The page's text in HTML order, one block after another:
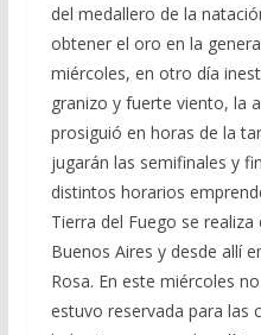
del medallero de la
obtener el oro en la
miércoles, en otro día
granizo y fuerte viento, la
prosiguió en horas de la
jugarán las semifinales y
distintos horarios
Tierra del Fuego se
Buenos Aires y desde allí
Rosa. En este miércoles
estuvo reservada para las